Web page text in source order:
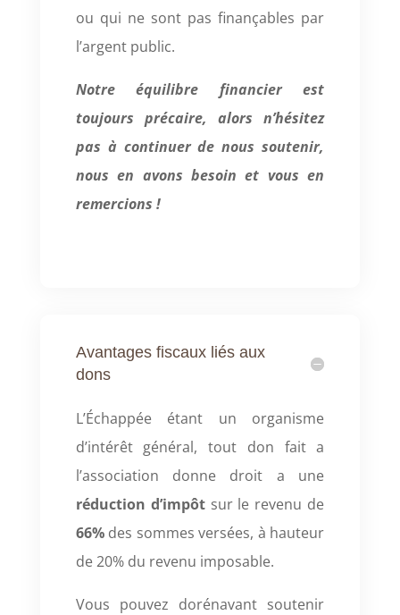
ou qui ne sont pas finançables par
l’argent public.
Notre équilibre financier est
toujours précaire, alors n’hésitez
pas à continuer de nous soutenir,
nous en avons besoin et vous en
remercions !
Avantages fiscaux liés aux
dons
L’Échappée étant un organisme
d’intérêt général, tout don fait a
l’association donne droit a une
réduction d’impôtsur le revenu de
66%des sommes versées, à hauteur
de 20% du revenu imposable.
Vous pouvez dorénavant soutenir